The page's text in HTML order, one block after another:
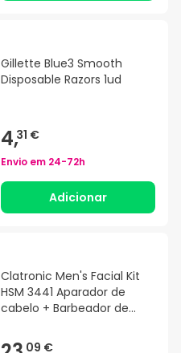
Gillette Blue3 Smooth
Disposable Razors 1ud
4,31 €
Envio em 24-72h
Adicionar
Clatronic Men's Facial Kit
HSM 3441 Aparador de
cabelo + Barbeador de
09 €